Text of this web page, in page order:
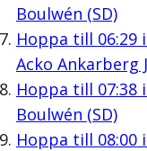
Boulwén (SD)
Hoppa till 06:29i
Acko Ankarberg
Hoppa till 07:38i
Boulwén (SD)
Hoppa till 08:00i